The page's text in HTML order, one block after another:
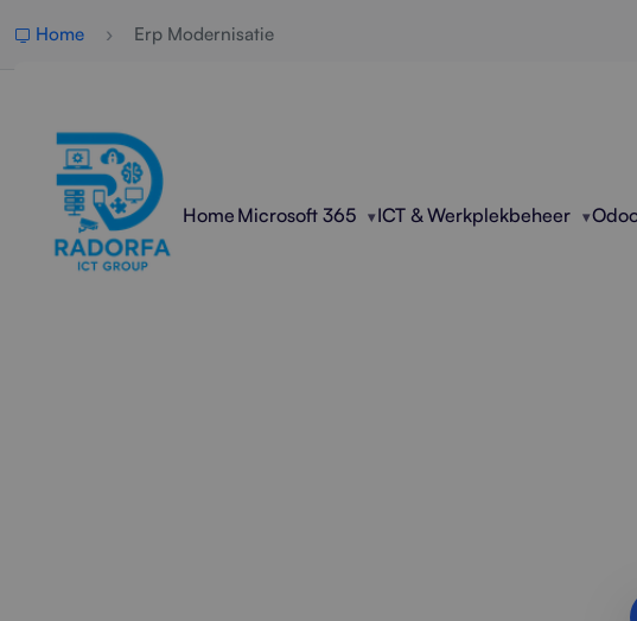
Home Microsoft 365 ICT & Werkplekbeheer
Home Erp Modernisatie